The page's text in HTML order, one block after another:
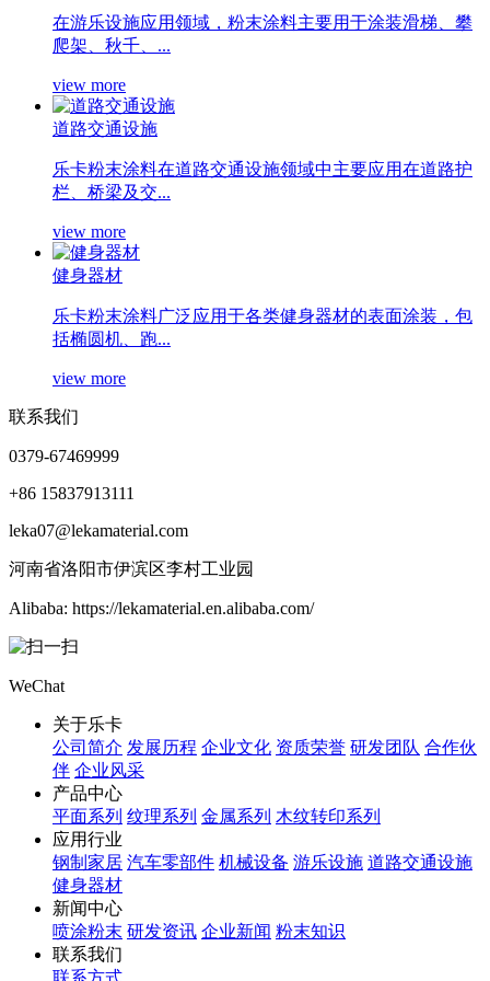
在游乐设施应用领域，粉末涂料主要用于涂装滑梯、攀
爬架、秋千、...
view more
道路交通设施
乐卡粉末涂料在道路交通设施领域中主要应用在道路护
栏、桥梁及交...
view more
健身器材
乐卡粉末涂料广泛应用于各类健身器材的表面涂装，包
括椭圆机、跑...
view more
联系我们
0379-67469999
+86 15837913111
leka07@lekamaterial.com
河南省洛阳市伊滨区李村工业园
Alibaba: https://lekamaterial.en.alibaba.com/
WeChat
关于乐卡
公司简介 发展历程 企业文化 资质荣誉 研发团队 合作伙
伴 企业风采
产品中心
平面系列 纹理系列 金属系列 木纹转印系列
应用行业
钢制家居 汽车零部件 机械设备 游乐设施 道路交通设施
健身器材
新闻中心
喷涂粉末 研发资讯 企业新闻 粉末知识
联系我们
联系方式